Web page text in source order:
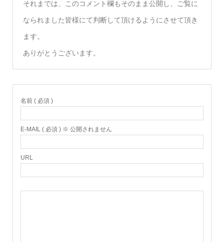
それまでは、このコメント欄もそのまま公開し、ご覧に
なられました皆様にて判断して頂けるようにさせて頂き
ます。
ありがとうございます。
名前 ( 必須 )
E-MAIL ( 必須 ) ※ 公開されません
URL